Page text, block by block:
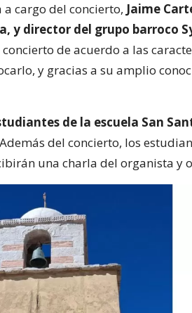
cargo del concierto, Jaime
y director del grupo barroco
de acuerdo a las
y gracias a su amplio
de la escuela San
del concierto, los
una charla del organista y